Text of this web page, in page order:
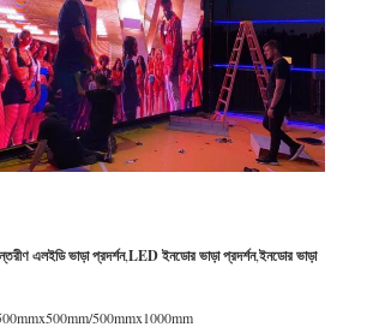
এলইডি ভাড়া প্রদর্শন,LED ইনডোর ভাড়া প্রদর্শন,ইনডোর ভাড়া
500mmx500mm/500mmx1000mm